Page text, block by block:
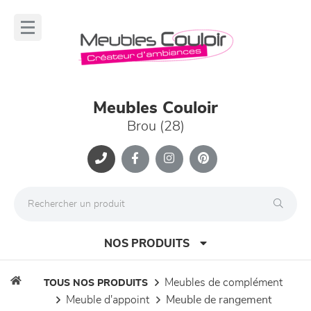
Meubles Couloir
Brou (28)
NOS PRODUITS
TOUS NOS PRODUITS
meubles de complément
meuble d'appoint
meuble de rangement